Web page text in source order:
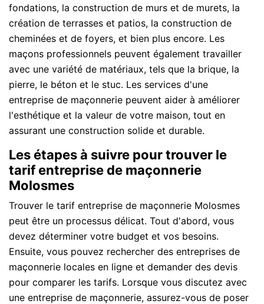
fondations, la construction de murs et de murets, la
création de terrasses et patios, la construction de
cheminées et de foyers, et bien plus encore. Les
maçons professionnels peuvent également travailler
avec une variété de matériaux, tels que la brique, la
pierre, le béton et le stuc. Les services d'une
entreprise de maçonnerie peuvent aider à améliorer
l'esthétique et la valeur de votre maison, tout en
assurant une construction solide et durable.
Les étapes à suivre pour trouver le
tarif entreprise de maçonnerie
Molosmes
Trouver le tarif entreprise de maçonnerie Molosmes
peut être un processus délicat. Tout d'abord, vous
devez déterminer votre budget et vos besoins.
Ensuite, vous pouvez rechercher des entreprises de
maçonnerie locales en ligne et demander des devis
pour comparer les tarifs. Lorsque vous discutez avec
une entreprise de maçonnerie, assurez-vous de poser